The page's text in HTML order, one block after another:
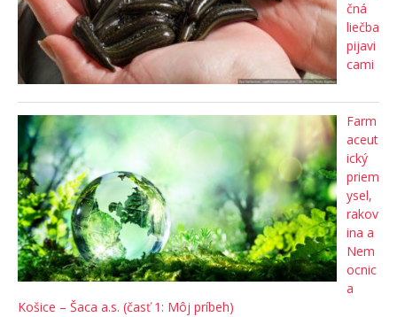
čná
liečba
pijavi
cami
Farm
aceut
ický
priem
ysel,
rakov
ina a
Nem
ocnic
a
Košice – Šaca a.s. (časť 1: Môj príbeh)